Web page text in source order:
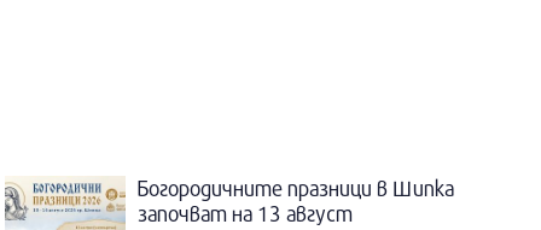
Богородичните празници в Шипка
започват на 13 август